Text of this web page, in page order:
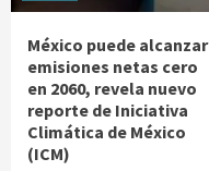
México puede alcanzar
emisiones netas cero
en 2060, revela nuevo
reporte de Iniciativa
Climática de México
(ICM)